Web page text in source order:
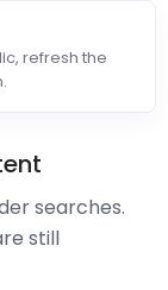
refresh the
searches.
still